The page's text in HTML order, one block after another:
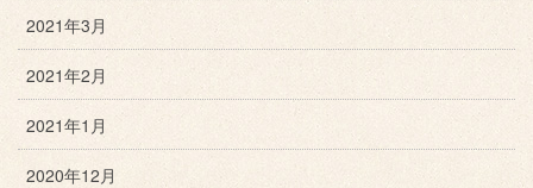
2021年3月
2021年2月
2021年1月
2020年12月